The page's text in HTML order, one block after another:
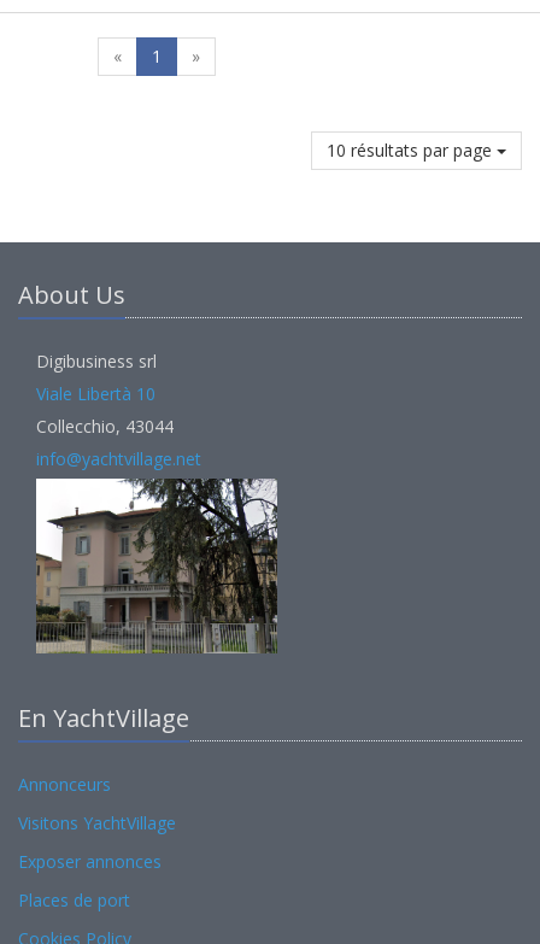
« 1 »
10 résultats par page
About Us
Digibusiness srl
Viale Libertà 10
Collecchio, 43044
info@yachtvillage.net
En YachtVillage
Annonceurs
Visitons YachtVillage
Exposer annonces
Places de port
Cookies Policy